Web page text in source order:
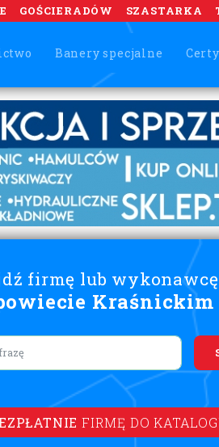
GOŚCIERADÓW SZASTARKA
Banery specjalne
firmę lub wykonawcę
Kraśnickim
FIRMĘ DO